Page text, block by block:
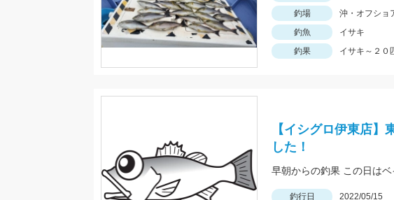
釣場
沖・オフショ
釣魚
イサキ
釣果
イサキ～２０
【イシグロ伊東店
した！
早朝からの釣果 この日は
釣行日 2022/05/15